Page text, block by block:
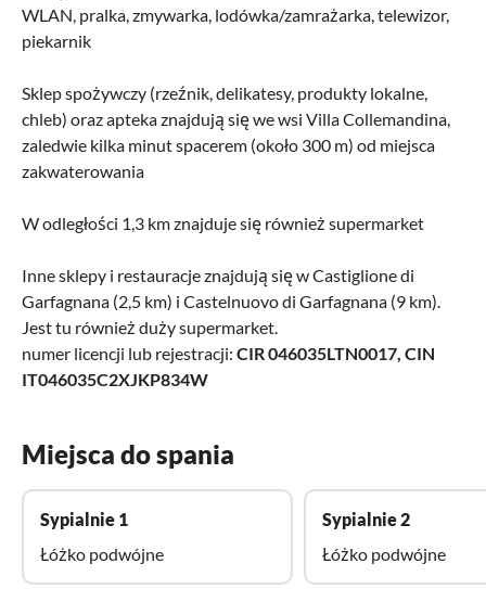
WLAN, pralka, zmywarka, lodówka/zamrażarka, telewizor,
piekarnik
Sklep spożywczy (rzeźnik, delikatesy, produkty lokalne,
chleb) oraz apteka znajdują się we wsi Villa Collemandina,
zaledwie kilka minut spacerem (około 300 m) od miejsca
zakwaterowania
W odległości 1,3 km znajduje się również supermarket
Inne sklepy i restauracje znajdują się w Castiglione di
Garfagnana (2,5 km) i Castelnuovo di Garfagnana (9 km).
Jest tu również duży supermarket.
numer licencji lub rejestracji: CIR 046035LTN0017, CIN
IT046035C2XJKP834W
Miejsca do spania
Sypialnie 1
Łóżko podwójne
Sypialnie 2
Łóżko podwójne